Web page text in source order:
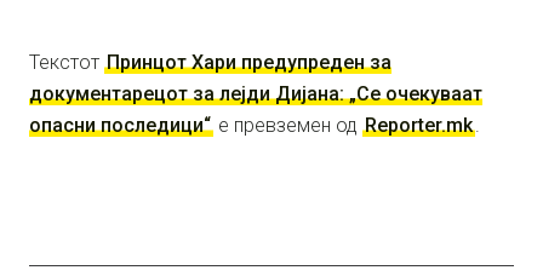
Текстот Принцот Хари предупреден за
документарецот за лејди Дијана: „Се очекуваат
опасни последици“ е превземен од Reporter.mk.